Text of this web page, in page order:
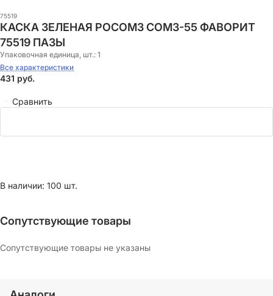
75519
КАСКА ЗЕЛЕНАЯ РОСОМЗ СОМЗ-55 ФАВОРИТ
75519 ПАЗЫ
Упаковочная единица, шт.: 1
Все характеристики
431 руб.
Сравнить
В наличии: 100 шт.
Сопутствующие товары
Сопутствующие товары не указаны